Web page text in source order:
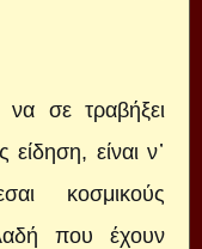
σε τραβήξει
είναι ν᾽
κοσμικούς
που έχουν